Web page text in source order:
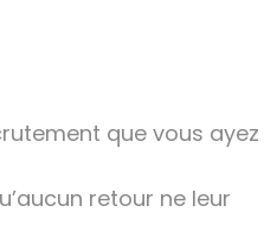
que vous ayez
retour ne leur